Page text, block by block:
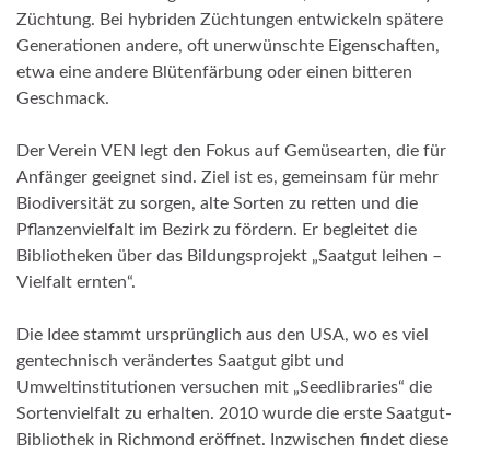
Züchtung. Bei hybriden Züchtungen entwickeln spätere
Generationen andere, oft unerwünschte Eigenschaften,
etwa eine andere Blütenfärbung oder einen bitteren
Geschmack.
Der Verein VEN legt den Fokus auf Gemüsearten, die für
Anfänger geeignet sind. Ziel ist es, gemeinsam für mehr
Biodiversität zu sorgen, alte Sorten zu retten und die
Pflanzenvielfalt im Bezirk zu fördern. Er begleitet die
Bibliotheken über das Bildungsprojekt „Saatgut leihen –
Vielfalt ernten“.
Die Idee stammt ursprünglich aus den USA, wo es viel
gentechnisch verändertes Saatgut gibt und
Umweltinstitutionen versuchen mit „Seedlibraries“ die
Sortenvielfalt zu erhalten. 2010 wurde die erste Saatgut-
Bibliothek in Richmond eröffnet. Inzwischen findet diese